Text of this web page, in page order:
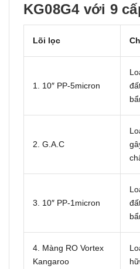
KG08G4với 9
Lõi lọc
1. 10″ PP-5micron
2. G.A.C
3. 10″ PP-1micron
4. Màng RO Vortex
Kangaroo